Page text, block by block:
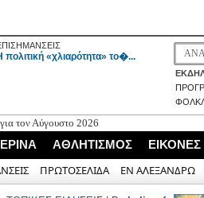
πολιτική «χλιαρότητα» το�...
για τον Αύγουστο 2026
- Την Παρασκευή η κηδεία
και του δικτύου αποχέτευσης της Δ.Ε.
ΑΘΛΗΤΙΣΜΟΣ
ΠΡΩΤΟΣΕΛΙΔΑ ΕΝ ΑΛΕΞΑΝΔΡΩ